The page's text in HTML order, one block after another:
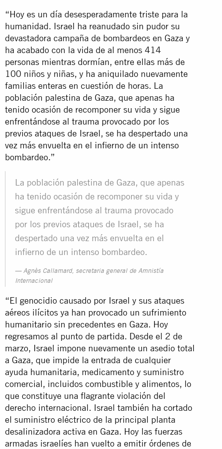
“Hoy es un día desesperadamente triste para la
humanidad. Israel ha reanudado sin pudor su
devastadora campaña de bombardeos en Gaza y
ha acabado con la vida de al menos 414
personas mientras dormían, entre ellas más de
100 niños y niñas, y ha aniquilado nuevamente
familias enteras en cuestión de horas. La
población palestina de Gaza, que apenas ha
tenido ocasión de recomponer su vida y sigue
enfrentándose al trauma provocado por los
previos ataques de Israel, se ha despertado una
vez más envuelta en el infierno de un intenso
bombardeo.”
La población palestina de Gaza, que apenas
ha tenido ocasión de recomponer su vida y
sigue enfrentándose al trauma provocado
por los previos ataques de Israel, se ha
despertado una vez más envuelta en el
infierno de un intenso bombardeo.
Agnès Callamard, secretaria general de Amnistía
Internacional
“El genocidio causado por Israel y sus ataques
aéreos ilícitos ya han provocado un sufrimiento
humanitario sin precedentes en Gaza. Hoy
regresamos al punto de partida. Desde el 2 de
marzo, Israel impone nuevamente un asedio total
a Gaza, que impide la entrada de cualquier
ayuda humanitaria, medicamento y suministro
comercial, incluidos combustible y alimentos, lo
que constituye una flagrante violación del
derecho internacional. Israel también ha cortado
el suministro eléctrico de la principal planta
desalinizadora activa en Gaza. Hoy las fuerzas
armadas israelíes han vuelto a emitir órdenes de